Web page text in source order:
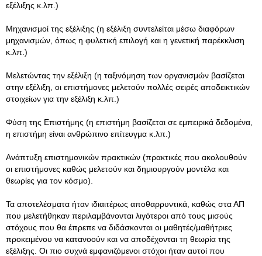
εξέλιξης κ.λπ.)
Μηχανισμοί της εξέλιξης (η εξέλιξη συντελείται μέσω διαφόρων
μηχανισμών, όπως η φυλετική επιλογή και η γενετική παρέκκλιση
κ.λπ.)
Μελετώντας την εξέλιξη (η ταξινόμηση των οργανισμών βασίζεται
στην εξέλιξη, οι επιστήμονες μελετούν πολλές σειρές αποδεικτικών
στοιχείων για την εξέλιξη κ.λπ.)
Φύση της Επιστήμης (η επιστήμη βασίζεται σε εμπειρικά δεδομένα,
η επιστήμη είναι ανθρώπινο επίτευγμα κ.λπ.)
Ανάπτυξη επιστημονικών πρακτικών (πρακτικές που ακολουθούν
οι επιστήμονες καθώς μελετούν και δημιουργούν μοντέλα και
θεωρίες για τον κόσμο).
Τα αποτελέσματα ήταν ιδιαιτέρως αποθαρρυντικά, καθώς στα ΑΠ
που μελετήθηκαν περιλαμβάνονται λιγότεροι από τους μισούς
στόχους που θα έπρεπε να διδάσκονται οι μαθητές/μαθήτριες
προκειμένου να κατανοούν και να αποδέχονται τη θεωρία της
εξέλιξης. Οι πιο συχνά εμφανιζόμενοι στόχοι ήταν αυτοί που